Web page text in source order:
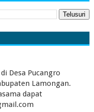
Desa Pucangro
Lamongan.
dapat